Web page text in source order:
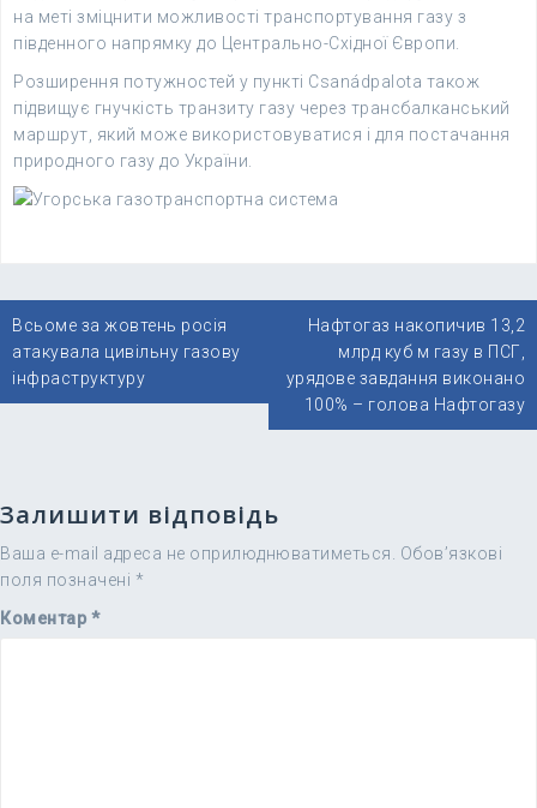
на меті зміцнити можливості транспортування газу з
південного напрямку до Центрально-Східної Європи.
Розширення потужностей у пункті Csanádpalota також
підвищує гнучкість транзиту газу через трансбалканський
маршрут, який може використовуватися і для постачання
природного газу до України.
Навігація
записів
Всьоме за жовтень росія
атакувала цивільну газову
інфраструктуру
Нафтогаз накопичив 13,2
млрд куб м газу в ПСГ,
урядове завдання виконано
100% – голова Нафтогазу
Залишити відповідь
Ваша e-mail адреса не оприлюднюватиметься.
Обов’язкові
поля позначені *
Коментар *